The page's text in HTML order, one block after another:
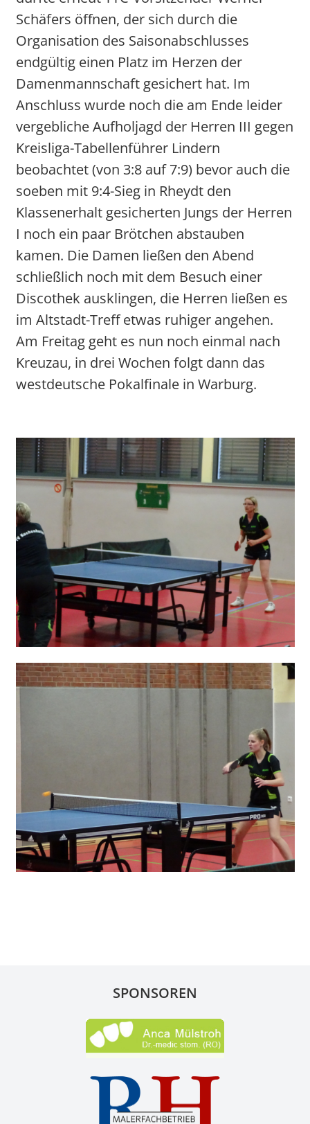
Schäfers öffnen, der sich durch die
Organisation des Saisonabschlusses
endgültig einen Platz im Herzen der
Damenmannschaft gesichert hat. Im
Anschluss wurde noch die am Ende leider
vergebliche Aufholjagd der Herren III gegen
Kreisliga-Tabellenführer Lindern
beobachtet (von 3:8 auf 7:9) bevor auch die
soeben mit 9:4-Sieg in Rheydt den
Klassenerhalt gesicherten Jungs der Herren
I noch ein paar Brötchen abstauben
kamen. Die Damen ließen den Abend
schließlich noch mit dem Besuch einer
Discothek ausklingen, die Herren ließen es
im Altstadt-Treff etwas ruhiger angehen.
Am Freitag geht es nun noch einmal nach
Kreuzau, in drei Wochen folgt dann das
westdeutsche Pokalfinale in Warburg.
SPONSOREN